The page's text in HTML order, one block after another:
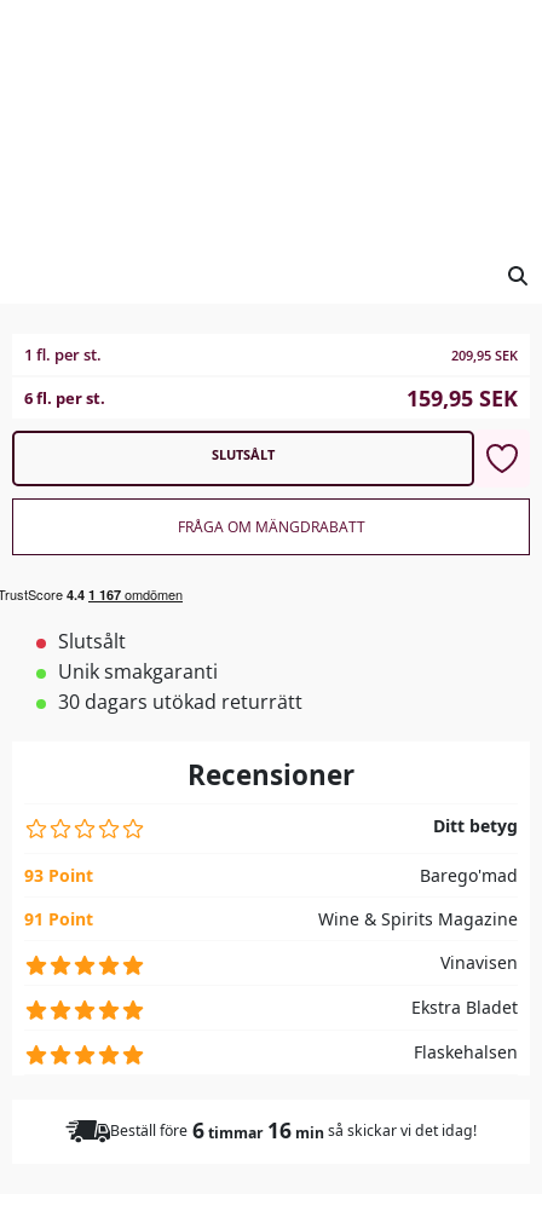
1 fl. per st. 209,95 SEK
6 fl. per st. 159,95 SEK
SLUTSÅLT
FRÅGA OM MÄNGDRABATT
Slutsålt
Unik smakgaranti
30 dagars utökad returrätt
Recensioner
Ditt betyg
93 Point
Barego'mad
91 Point
Wine & Spirits Magazine
Vinavisen
Ekstra Bladet
Flaskehalsen
Beställ före 6timmar 16min så skickar vi det idag!